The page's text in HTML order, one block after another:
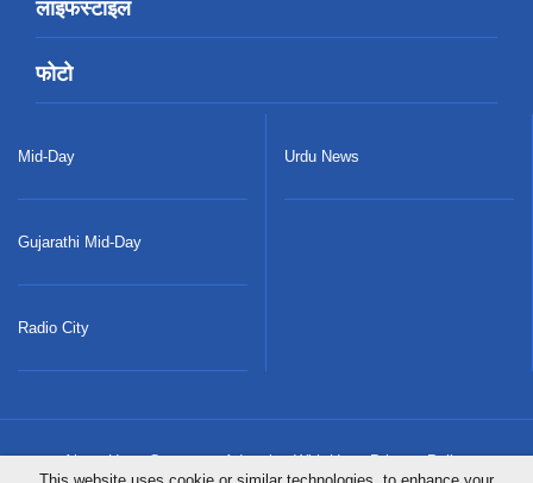
लाइफस्टाइल
फोटो
Mid-Day
Gujarathi Mid-Day
Radio City
Urdu News
About Us Careers Advertise With Us
Privacy Policy